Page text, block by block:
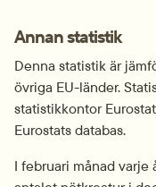
Annan statistik
Denna statistik är
övriga EU-länder.
statistikkontor
Eurostats databas.
I februari månad varje